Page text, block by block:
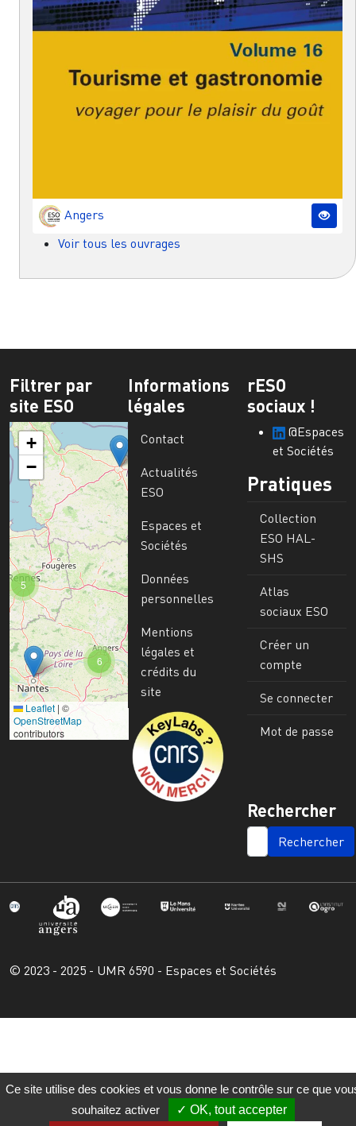
Angers
Voir tous les ouvrages
Filtrer par
site ESO
6
5
+
−
Leaflet | ©
OpenStreetMap
contributors
Informations
légales
Contact
Actualités
ESO
Espaces et
Sociétés
Données
personnelles
Mentions
légales et
crédits du
site
Image
rESO
sociaux !
@Espaces
et Sociétés
Pratiques
Collection
ESO HAL-
SHS
Atlas
sociaux ESO
Créer un
compte
Se connecter
Mot de passe
Rechercher
SEARCH
© 2023 - 2025 - UMR 6590 - Espaces et Sociétés
Ce site utilise des cookies et vous donne le contrôle sur ce que
souhaitez activer
OK, tout accepter